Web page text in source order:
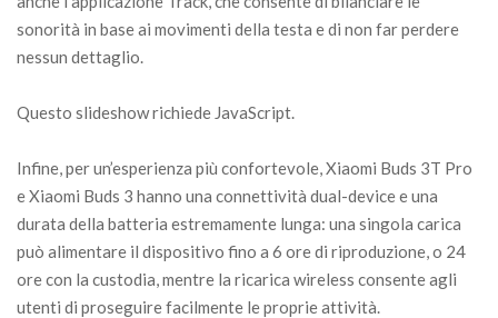
sonorità in base ai movimenti della testa e di non far perdere
nessun dettaglio.
Questo slideshow richiede JavaScript.
Infine, per un’esperienza più confortevole, Xiaomi Buds 3T Pro
e Xiaomi Buds 3 hanno una connettività dual-device e una
durata della batteria estremamente lunga: una singola carica
può alimentare il dispositivo fino a 6 ore di riproduzione, o 24
ore con la custodia, mentre la ricarica wireless consente agli
utenti di proseguire facilmente le proprie attività.